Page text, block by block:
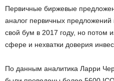
Первичные биржевые
аналог первичных
свой бум в 2017 году, но потом
сфере и нехватки доверия
По данным аналитика Ларри